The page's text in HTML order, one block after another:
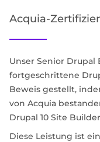
Acquia-
Unser Senior Drupal
fortgeschrittene
Beweis gestellt,
von Acquia
Drupal 10 Site
Diese Leistung ist